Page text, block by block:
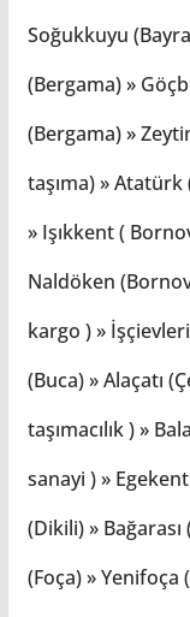
Soğukkuyu
(Bergama) »
(Bergama) »
taşıma) »
» Işıkkent (
Naldöken
kargo ) »
(Buca) » Alaçatı
taşımacılık ) »
sanayi ) »
(Dikili) »
(Foça) » Yenifoça